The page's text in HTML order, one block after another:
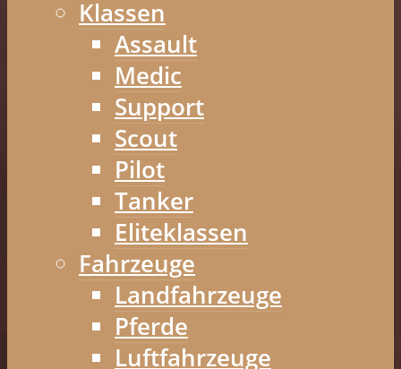
Klassen
Assault
Medic
Support
Scout
Pilot
Tanker
Eliteklassen
Fahrzeuge
Landfahrzeuge
Pferde
Luftfahrzeuge